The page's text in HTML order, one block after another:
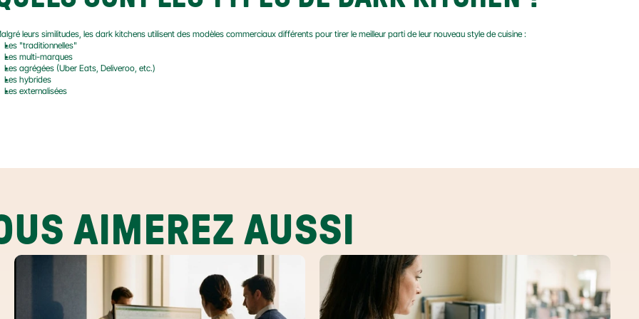
leurs similitudes, les dark kitchens utilisent des modèles commerciaux différents pour tirer le meilleur parti de leur nouveau style de cuisine :
Les "traditionnelles"
Les multi-marques
Les agrégées (Uber Eats, Deliveroo, etc.)
Les hybrides
Les externalisées
AIMEREZ AUSSI